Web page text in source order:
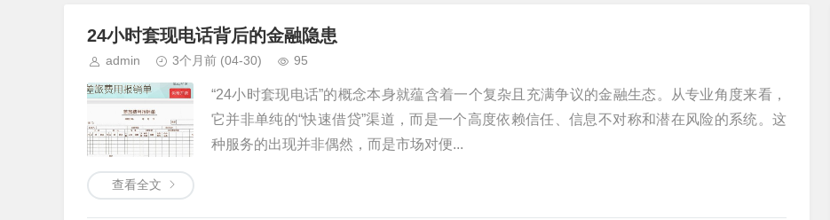
24小时套现电话背后的金融隐患
admin 3个月前 (04-30) 95
“24小时套现电话”的概念本身就蕴含着一个复杂且充满争议的金融生态。从专业角度来看，
它并非单纯的“快速借贷”渠道，而是一个高度依赖信任、信息不对称和潜在风险的系统。这
种服务的出现并非偶然，而是市场对便...
查看全文